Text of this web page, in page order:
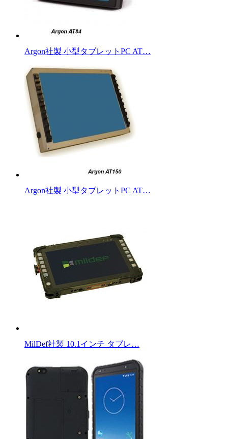
Argon社製 小型タブレットPC AT…
Argon社製 小型タブレットPC AT…
MilDef社製 10.1インチ タブレ…